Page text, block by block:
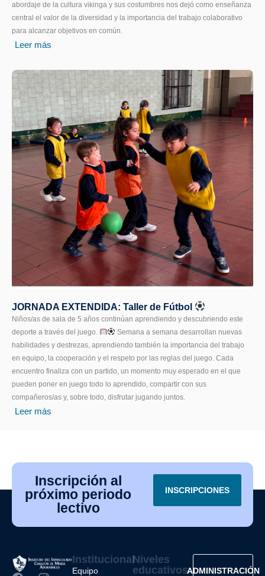
abordaje de la cultura vikinga y sus costumbres nos dejó como enseñanza
central el valor de la diversidad y la importancia del trabajo colaborativo
para alcanzar objetivos en común.
Leer más
JORNADA EXTENDIDA: Taller de Fútbol
Niños/as de sala de 5 años continúan aprendiendo y descubriendo este
deporte a través del juego.
Semana a semana desarrollan nuevas
habilidades y destrezas, aprendiendo también la importancia del trabajo
en equipo, la cooperación y el respeto por las reglas del juego. Cada
encuentro finaliza con un partido, un momento muy esperado en el que
pueden poner en juego todo lo aprendido, compartir con sus
compañeros/as y, sobre todo, disfrutar jugando juntos.
Leer más
Inscripción al
próximo periodo
lectivo
INSCRIPCIONES
Institucional
Equipo
Niveles
educativosADMINISTRACIÓN